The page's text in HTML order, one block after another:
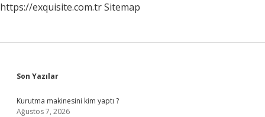
https://exquisite.com.trSitemap
Sidebar
Son Yazılar
Kurutma makinesini kim yaptı ?
Ağustos 7, 2026